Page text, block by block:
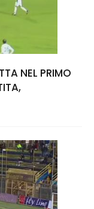
NEL PRIMO